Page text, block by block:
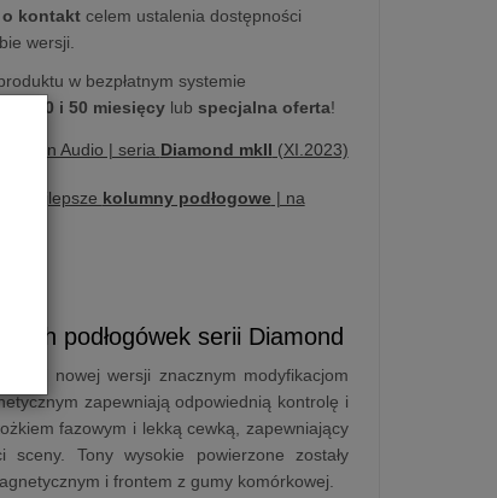
o kontaktcelem ustalenia dostępności
wersji.
w bezpłatnym systemie
20, 30 i 50 miesięcylub specjalna oferta!
| Pylon Audio | seria Diamond mkII (XI.2023)
| najlepsze kolumny podłogowe | na
podłogówek serii Diamond
W nowej wersji znacznym modyfikacjom
zapewniają odpowiednią kontrolę i
fazowym i lekką cewką, zapewniający
Tony wysokie powierzone zostały
i frontem z gumy komórkowej.